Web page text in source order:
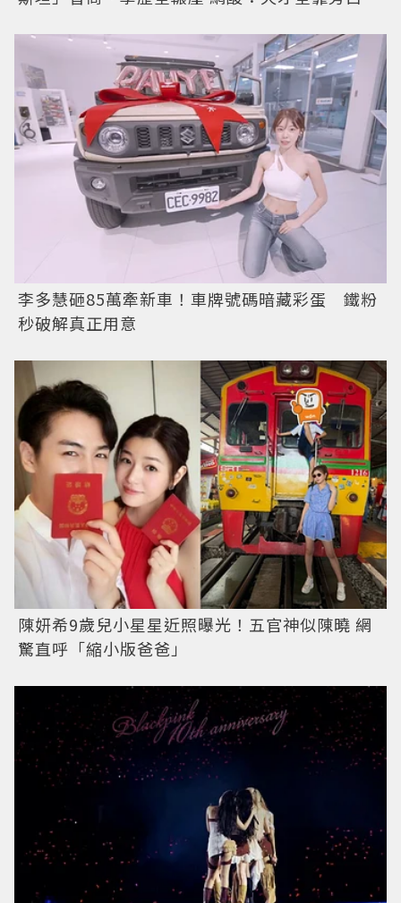
李多慧砸85萬牽新車！車牌號碼暗藏彩蛋 鐵粉
秒破解真正用意
陳妍希9歲兒小星星近照曝光！五官神似陳曉 網
驚直呼「縮小版爸爸」